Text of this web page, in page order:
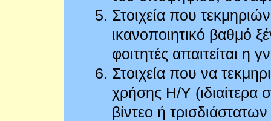
Στοιχεία που
ικανοποιητικό βαθμό
φοιτητές απαιτείται
Στοιχεία που να
χρήσης Η/Υ (ιδιαίτερα
βίντεο ή